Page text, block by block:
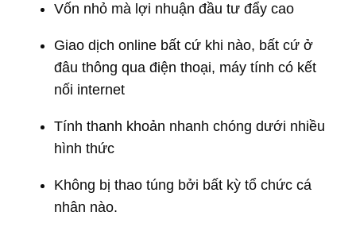
Vốn nhỏ mà lợi nhuận đầu tư đẩy cao
Giao dịch online bất cứ khi nào, bất cứ ở
đâu thông qua điện thoại, máy tính có kết
nối internet
Tính thanh khoản nhanh chóng dưới nhiều
hình thức
Không bị thao túng bởi bất kỳ tổ chức cá
nhân nào.